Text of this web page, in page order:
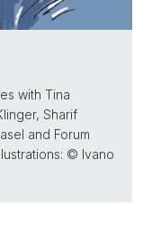
with Tina
Sharif
and Forum
© Ivano